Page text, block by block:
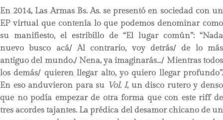
En 2014, Las Armas Bs. As. se presentó en sociedad con un
EP virtual que contenía lo que podemos denominar como
su manifiesto, el estribillo de “El lugar común”: “Nada
nuevo busco acá/ Al contrario, voy detrás/ de lo más
antiguo del mundo./ Nena, ya imaginarás…/ Mientras todos
los demás/ quieren llegar alto, yo quiero llegar profundo”.
En eso anduvieron para su Vol. I, un disco rutero y denso
que no podía empezar de otra forma que con este riff de
tres acordes tajantes. La prédica del desamor chicano de un